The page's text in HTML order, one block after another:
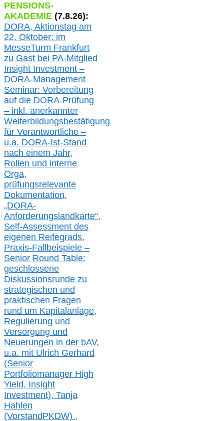
PENSIONS-
AKADEMIE (7.8.26):
DORA, Aktionstag am
22. Oktober: im
MesseTurm Frankfurt
zu Gast bei PA-Mitglied
Insight Investment –
DORA-Management
Seminar: Vorbereitung
auf die DORA-Prüfung
– inkl. anerkannter
Weiterbildungsbestätigung
für Verantwortliche –
u.a. DORA-Ist-Stand
nach einem Jahr,
Rollen und interne
Orga,
prüfungsrelevante
Dokumentation,
„DORA-
Anforderungslandkarte“,
Self-Assessment des
eigenen Reifegrads,
Praxis-Fallbeispiele –
Senior Round Table:
geschlossene
Diskussionsrunde zu
strategischen und
praktischen Fragen
rund um Kapitalanlage,
Regulierung und
Versorgung und
Neuerungen in der bAV,
u.a. mit Ulrich Gerhard
(Senior
Portfoliomanager High
Yield, Insight
Investment), Tanja
Hahlen
(VorstandPKDW) ,